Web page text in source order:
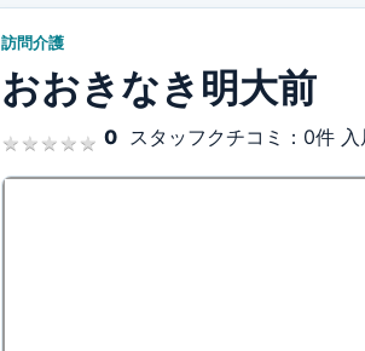
訪問介護
おおきなき明大前
★ ★ ★ ★ ★
★ ★ ★ ★ ★ 0 スタッフクチコミ：0件